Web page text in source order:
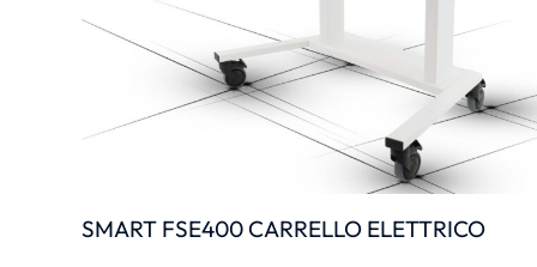
SMART FSE400 CARRELLO ELETTRICO